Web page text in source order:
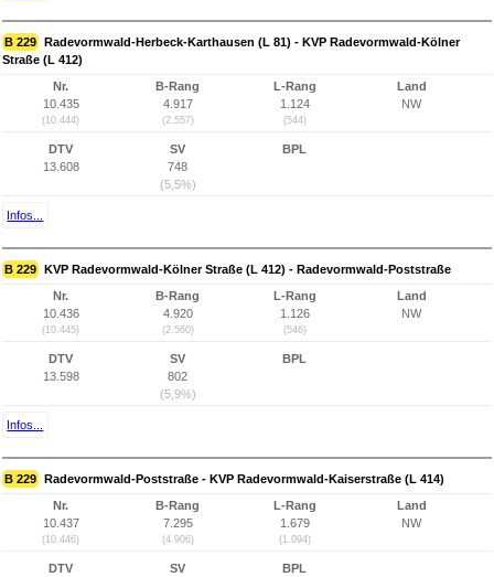
B 229 Radevormwald-Herbeck-Karthausen (L 81) - KVP Radevormwald-Kölner
Straße (L 412)
Nr.
10.435
(10.444)
B-Rang
4.917
(2.557)
L-Rang
1.124
(544)
Land
NW
DTV
13.608
SV
748
(5,5%)
BPL
Infos...
B 229 KVP Radevormwald-Kölner Straße (L 412) - Radevormwald-Poststraße
Nr.
10.436
(10.445)
B-Rang
4.920
(2.560)
L-Rang
1.126
(546)
Land
NW
DTV
13.598
SV
802
(5,9%)
BPL
Infos...
B 229 Radevormwald-Poststraße - KVP Radevormwald-Kaiserstraße (L 414)
Nr.
10.437
(10.446)
B-Rang
7.295
(4.906)
L-Rang
1.679
(1.094)
Land
NW
DTV
SV
BPL